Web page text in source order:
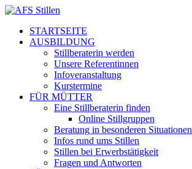
STARTSEITE
AUSBILDUNG
Stillberaterin werden
Unsere Referentinnen
Infoveranstaltung
Kurstermine
FÜR MÜTTER
Eine Stillberaterin finden
Online Stillgruppen
Beratung in besonderen Situationen
Infos rund ums Stillen
Stillen bei Erwerbstätigkeit
Fragen und Antworten